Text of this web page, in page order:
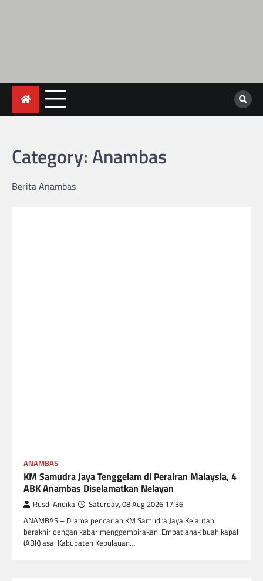
Category:Anambas
Berita Anambas
ANAMBAS
KM Samudra Jaya Tenggelam di Perairan Malaysia, 4
ABK Anambas Diselamatkan Nelayan
Rusdi Andika Saturday, 08 Aug 2026 17:36
ANAMBAS – Drama pencarian KM Samudra Jaya Kelautan
berakhir dengan kabar menggembirakan. Empat anak buah kapal
(ABK) asal Kabupaten Kepulauan…